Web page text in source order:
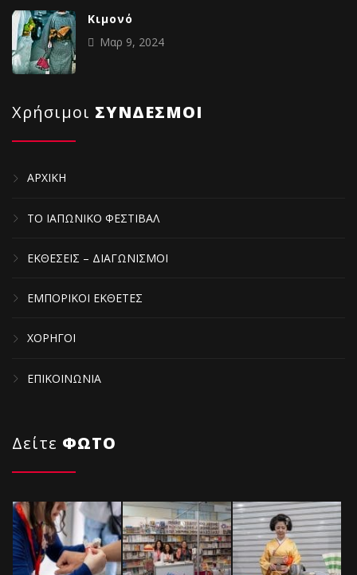
Κιμονό
Μαρ 9, 2024
Χρήσιμοι ΣΥΝΔΕΣΜΟΙ
ΑΡΧΙΚΗ
ΤΟ ΙΑΠΩΝΙΚΟ ΦΕΣΤΙΒΑΛ
ΕΚΘΕΣΕΙΣ – ΔΙΑΓΩΝΙΣΜΟΙ
ΕΜΠΟΡΙΚΟΙ ΕΚΘΕΤΕΣ
ΧΟΡΗΓΟΙ
ΕΠΙΚΟΙΝΩΝΙΑ
Δείτε ΦΩΤΟ